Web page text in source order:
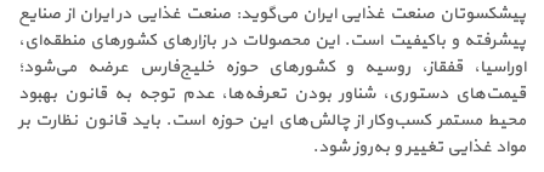
پیشکسوتان صنعت غذایی ایران می‌گوید: صنعت غذایی در ایران از صنایع
پیشرفته و باکیفیت است. این محصولات در بازارهای کشورهای منطقه‌ای،
اوراسیا، قفقاز، روسیه و کشورهای حوزه خلیج‌فارس عرضه می‌شود؛
قیمت‌های دستوری، شناور بودن تعرفه‌ها، عدم توجه به قانون بهبود
محیط مستمر کسب‌وکار از چالش‌های این حوزه است. باید قانون نظارت بر
مواد غذایی تغییر و به‌روز شود.